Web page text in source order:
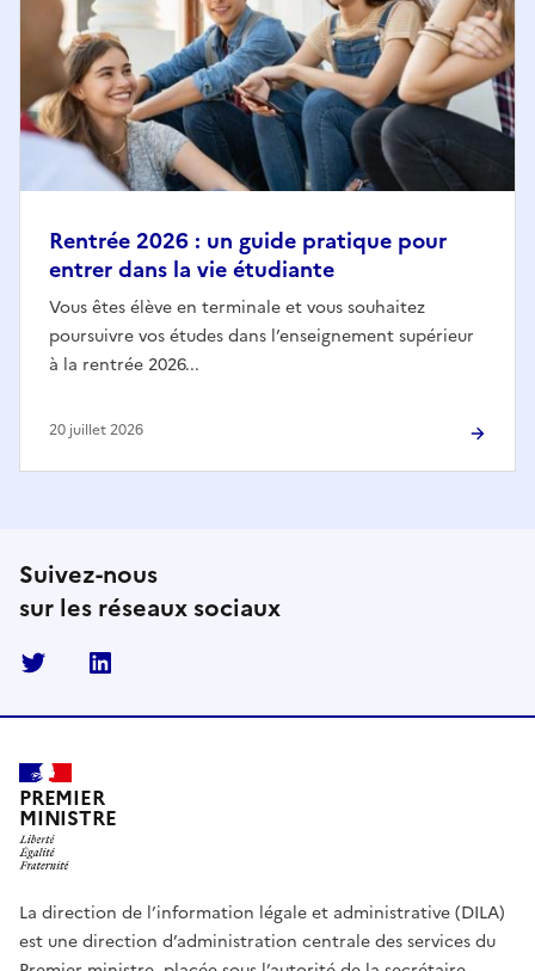
Rentrée 2026 : un guide pratique pour
entrer dans la vie étudiante
Vous êtes élève en terminale et vous souhaitez
poursuivre vos études dans l’enseignement supérieur
à la rentrée 2026...
20 juillet 2026
Suivez-nous
sur les réseaux sociaux
Twitter
PREMIER
MINISTRE
La direction de l’information légale et administrative (DILA)
est une direction d’administration centrale des services du